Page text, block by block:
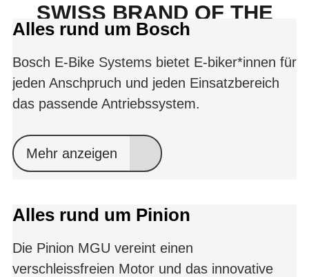
SWISS BRAND OF THE
YEAR 2025/2026
Alles rund um Bosch
Bosch E-Bike Systems bietet E-biker*innen für
jeden Anschpruch und jeden Einsatzbereich
das passende Antriebssystem.
Mehr anzeigen
Alles rund um Pinion
Die Pinion MGU vereint einen
verschleissfreien Motor und das innovative